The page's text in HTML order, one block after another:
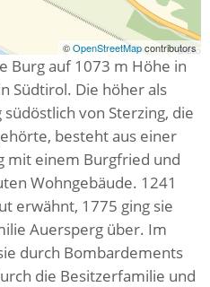
©OpenStreetMapcontributors
Burg auf 1073 m Höhe in
Südtirol. Die höher als
von Sterzing, die
besteht aus einer
mit einem Burgfried und
Wohngebäude. 1241
erwähnt, 1775 ging sie
Auersperg über. Im
durch Bombardements
die Besitzerfamilie und